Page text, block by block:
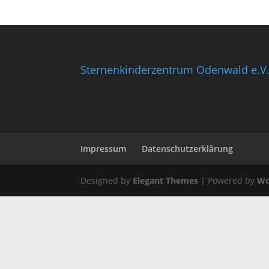
Sternenkinderzentrum Odenwald e.V.
Impressum Datenschutzerklärung
Designed by Elegant Themes | Powered by